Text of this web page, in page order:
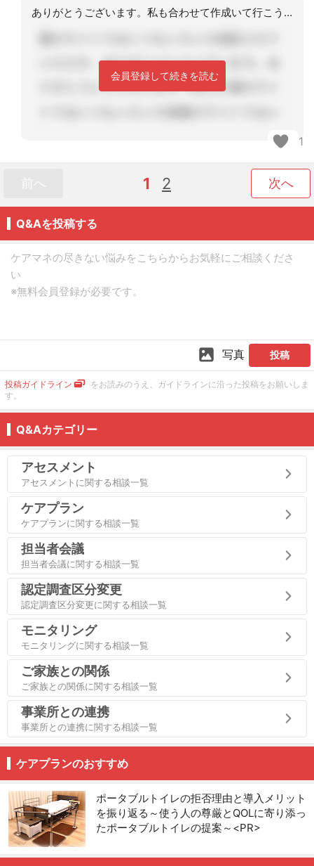
ありがとうございます。私も合わせて作成いて行こうと思いました。
会員登録して続きを読む
1
前へ 1 2 次へ
Q&Aを投稿する
写真 投稿
投稿ガイドライン
をお読みのうえ、ガイドラインに沿った投稿をお願いしま
す。
Q&Aカテゴリー
アセスメント
アセスメントに関する相談一覧
ケアプラン
ケアプランに関する相談一覧
担当者会議
担当者会議に関する相談一覧
認定調査区分変更
認定調査区分変更に関する相談一覧
モニタリング
モニタリングに関する相談一覧
ご家族との関係
ご家族との関係に関する相談一覧
事業所との連携
事業所との連携に関する相談一覧
ケアプランのおすすめ
ポータブルトイレの拒否理由と導入メリット
を振り返る～使う人の尊厳とQOLに寄り添っ
たポータブルトイレの提案～<PR>